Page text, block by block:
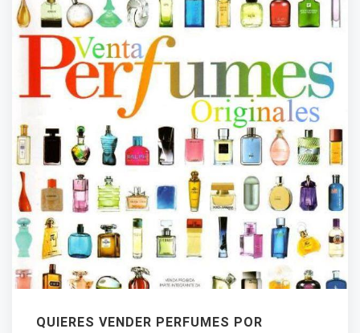
QUIERES VENDER PERFUMES POR